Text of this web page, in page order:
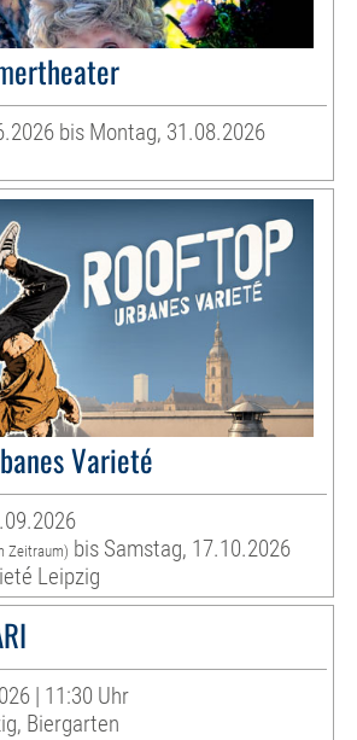
bis Montag, 31.08.2026
Varieté
Zeitraum) bis Samstag, 17.10.2026
Leipzig
| 11:30 Uhr
Biergarten